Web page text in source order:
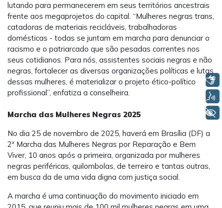
lutando para permanecerem em seus territórios ancestrais
frente aos megaprojetos do capital. “Mulheres negras trans,
catadoras de materiais recicláveis, trabalhadoras
domésticas - todas se juntam em marcha para denunciar o
racismo e o patriarcado que são pesadas correntes nos
seus cotidianos. Para nós, assistentes sociais negras e não
negras, fortalecer as diversas organizações políticas e lutas
dessas mulheres, é materializar o projeto ético-político
profissional”, enfatiza a conselheira.
Marcha das Mulheres Negras 2025
No dia 25 de novembro de 2025, haverá em Brasília (DF) a
2ª Marcha das Mulheres Negras por Reparação e Bem
Viver, 10 anos após a primeira, organizada por mulheres
negras periféricas, quilombolas, de terreiro e tantas outras,
em busca da de uma vida digna com justiça social.
A marcha é uma continuação do movimento iniciado em
Libras
+ Acessibilidade